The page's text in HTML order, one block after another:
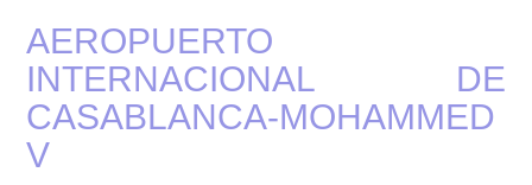
AEROPUERTO
INTERNACIONAL DE
CASABLANCA-MOHAMMED
V